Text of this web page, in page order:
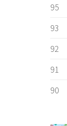
95
93
92
91
90